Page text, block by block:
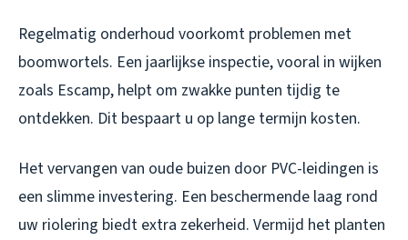
Regelmatig onderhoud voorkomt problemen met
boomwortels. Een jaarlijkse inspectie, vooral in wijken
zoals Escamp, helpt om zwakke punten tijdig te
ontdekken. Dit bespaart u op lange termijn kosten.
Het vervangen van oude buizen door PVC-leidingen is
een slimme investering. Een beschermende laag rond
uw riolering biedt extra zekerheid. Vermijd het planten